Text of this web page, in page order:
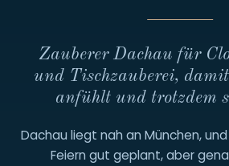
Zauberer Dachau für
und Tischzauberei,
anfühlt und trotzdem
Dachau liegt nah an München,
Feiern gut geplant, aber
mail@sebastiansener.de
22894633